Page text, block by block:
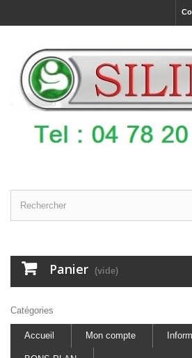
Panier (vide)
Catégories
Accueil Mon compte